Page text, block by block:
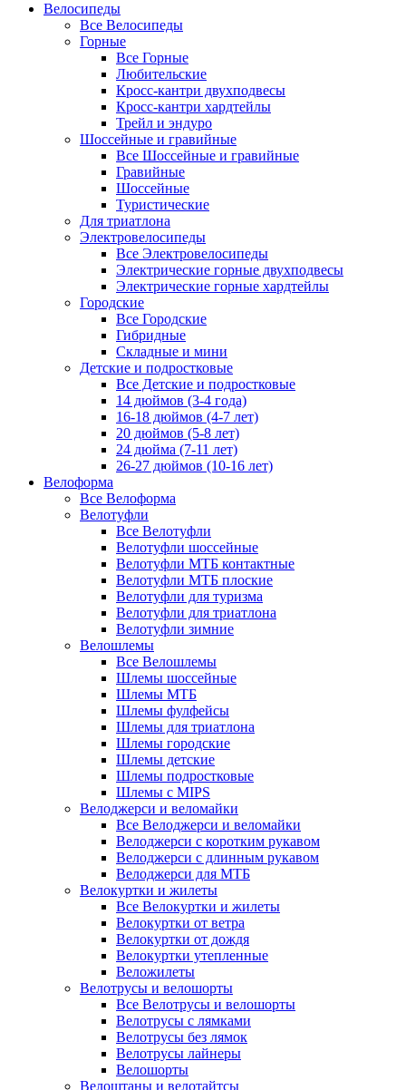
Велосипеды
Все Велосипеды
Горные
Все Горные
Любительские
Кросс-кантри двухподвесы
Кросс-кантри хардтейлы
Трейл и эндуро
Шоссейные и гравийные
Все Шоссейные и гравийные
Гравийные
Шоссейные
Туристические
Для триатлона
Электровелосипеды
Все Электровелосипеды
Электрические горные двухподвесы
Электрические горные хардтейлы
Городские
Все Городские
Гибридные
Складные и мини
Детские и подростковые
Все Детские и подростковые
14 дюймов (3-4 года)
16-18 дюймов (4-7 лет)
20 дюймов (5-8 лет)
24 дюйма (7-11 лет)
26-27 дюймов (10-16 лет)
Велоформа
Все Велоформа
Велотуфли
Все Велотуфли
Велотуфли шоссейные
Велотуфли МТБ контактные
Велотуфли МТБ плоские
Велотуфли для туризма
Велотуфли для триатлона
Велотуфли зимние
Велошлемы
Все Велошлемы
Шлемы шоссейные
Шлемы МТБ
Шлемы фулфейсы
Шлемы для триатлона
Шлемы городские
Шлемы детские
Шлемы подростковые
Шлемы с MIPS
Велоджерси и веломайки
Все Велоджерси и веломайки
Велоджерси с коротким рукавом
Велоджерси с длинным рукавом
Велоджерси для МТБ
Велокуртки и жилеты
Все Велокуртки и жилеты
Велокуртки от ветра
Велокуртки от дождя
Велокуртки утепленные
Веложилеты
Велотрусы и велошорты
Все Велотрусы и велошорты
Велотрусы с лямками
Велотрусы без лямок
Велотрусы лайнеры
Велошорты
Велоштаны и велотайтсы